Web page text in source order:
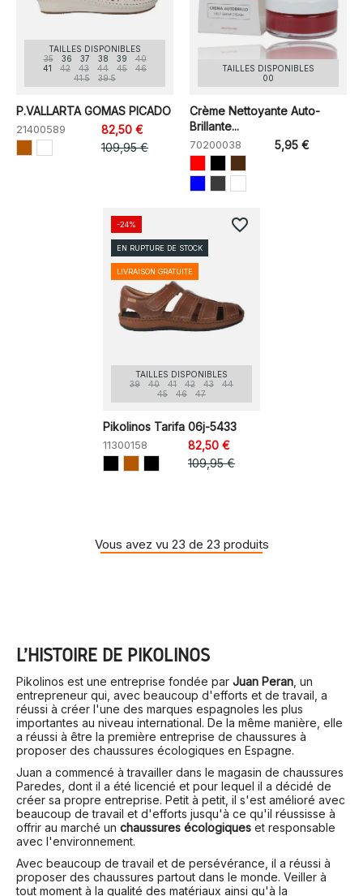
TAILLES DISPONIBLES
35
36 37 38 39
40
41
42 43 44 45
46
41.5
39.5
P.VALLARTA GOMAS PICADO
21400589
82,50 €
109,95 €
TAILLES DISPONIBLES
00
Crème Nettoyante Auto-
Brillante...
70200038 5,95 €
TAILLES DISPONIBLES
39
40 41 42 43
44
45
46 47
Pikolinos Tarifa 06j-5433
11300158
82,50 €
109,95 €
-24%
EN RUPTURE DE STOCK
LIVRAISON GRATUITE
favorite_border
Vous avez vu 23 de 23 produits
L'HISTOIRE DE PIKOLINOS
Pikolinos est une entreprise fondée par Juan Peran, un
entrepreneur qui, avec beaucoup d'efforts et de travail, a
réussi à créer l'une des marques espagnoles les plus
importantes au niveau international. De la même manière, elle
a réussi à être la première entreprise de chaussures à
proposer des chaussures écologiques en Espagne.
Juan a commencé à travailler dans le magasin de chaussures
Paredes, dont il a été licencié et pour lequel il a décidé de
créer sa propre entreprise. Petit à petit, il s'est amélioré avec
beaucoup de travail et d'efforts jusqu'à ce qu'il réussisse à
offrir au marché un chaussures écologiques et responsable
avec l'environnement.
Avec beaucoup de travail et de persévérance, il a réussi à
proposer des chaussures partout dans le monde. Veiller à
tout moment à la qualité des matériaux ainsi qu'à la